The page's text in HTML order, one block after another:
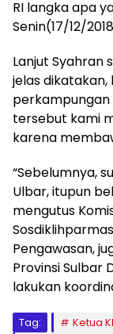
RI langka apa
Senin(17/12/
Lanjut Syahran
jelas
perkampungan
tersebut kami
karena
“Sebelumnya,
Ulbar, itupun
mengutus
Pengawasan,
Provinsi Sulbar
lakukan
Tag:
Ketua